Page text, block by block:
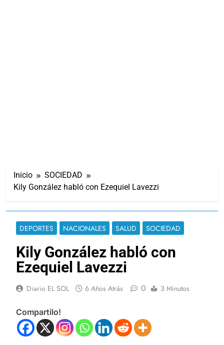
Inicio
SOCIEDAD
Kily González habló con Ezequiel Lavezzi
DEPORTES NACIONALES SALUD SOCIEDAD
Kily González habló con
Ezequiel Lavezzi
Diario EL SOL 6 Años Atrás 0 3 Minutos
Compartilo!